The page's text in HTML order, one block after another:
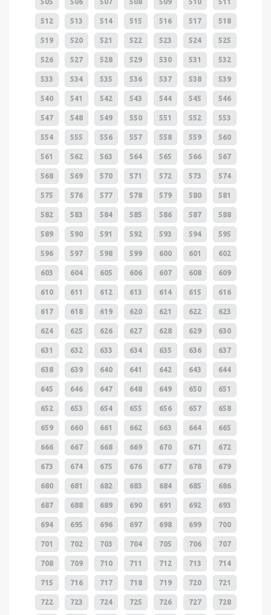
512 513 514 515 516 517 518
519 520 521 522 523 524 525
526 527 528 529 530 531 532
533 534 535 536 537 538 539
540 541 542 543 544 545 546
547 548 549 550 551 552 553
554 555 556 557 558 559 560
561 562 563 564 565 566 567
568 569 570 571 572 573 574
575 576 577 578 579 580 581
582 583 584 585 586 587 588
589 590 591 592 593 594 595
596 597 598 599 600 601 602
603 604 605 606 607 608 609
610 611 612 613 614 615 616
617 618 619 620 621 622 623
624 625 626 627 628 629 630
631 632 633 634 635 636 637
638 639 640 641 642 643 644
645 646 647 648 649 650 651
652 653 654 655 656 657 658
659 660 661 662 663 664 665
666 667 668 669 670 671 672
673 674 675 676 677 678 679
680 681 682 683 684 685 686
687 688 689 690 691 692 693
694 695 696 697 698 699 700
701 702 703 704 705 706 707
708 709 710 711 712 713 714
715 716 717 718 719 720 721
722 723 724 725 726 727 728